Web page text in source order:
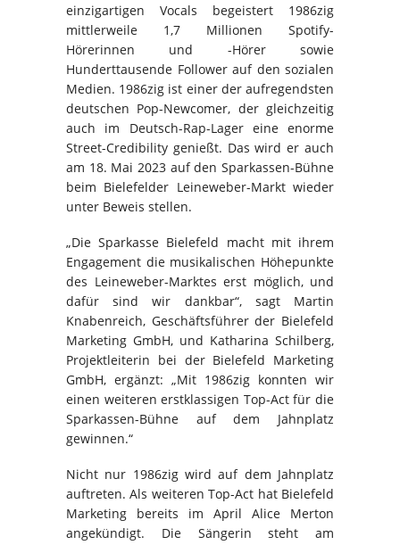
einzigartigen Vocals begeistert 1986zig
mittlerweile 1,7 Millionen Spotify-
Hörerinnen und -Hörer sowie
Hunderttausende Follower auf den sozialen
Medien. 1986zig ist einer der aufregendsten
deutschen Pop-Newcomer, der gleichzeitig
auch im Deutsch-Rap-Lager eine enorme
Street-Credibility genießt. Das wird er auch
am 18. Mai 2023 auf den Sparkassen-Bühne
beim Bielefelder Leineweber-Markt wieder
unter Beweis stellen.
„Die Sparkasse Bielefeld macht mit ihrem
Engagement die musikalischen Höhepunkte
des Leineweber-Marktes erst möglich, und
dafür sind wir dankbar“, sagt Martin
Knabenreich, Geschäftsführer der Bielefeld
Marketing GmbH, und Katharina Schilberg,
Projektleiterin bei der Bielefeld Marketing
GmbH, ergänzt: „Mit 1986zig konnten wir
einen weiteren erstklassigen Top-Act für die
Sparkassen-Bühne auf dem Jahnplatz
gewinnen.“
Nicht nur 1986zig wird auf dem Jahnplatz
auftreten. Als weiteren Top-Act hat Bielefeld
Marketing bereits im April Alice Merton
angekündigt. Die Sängerin steht am